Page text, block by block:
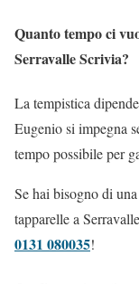
Quanto tempo ci
Serravalle Scrivia?
La tempistica
Eugenio si impegna
tempo possibile per
Se hai bisogno di
tapparelle a
0131 080035!